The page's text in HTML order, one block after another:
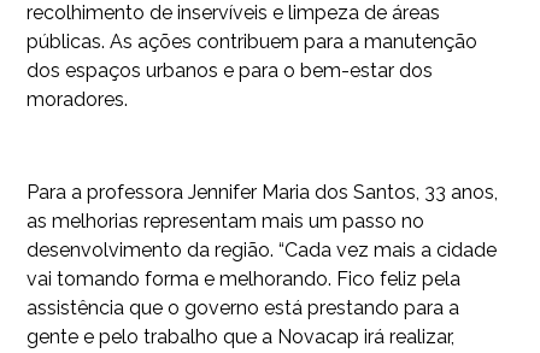
recolhimento de inservíveis e limpeza de áreas
públicas. As ações contribuem para a manutenção
dos espaços urbanos e para o bem-estar dos
moradores.
Para a professora Jennifer Maria dos Santos, 33 anos,
as melhorias representam mais um passo no
desenvolvimento da região. “Cada vez mais a cidade
vai tomando forma e melhorando. Fico feliz pela
assistência que o governo está prestando para a
gente e pelo trabalho que a Novacap irá realizar,